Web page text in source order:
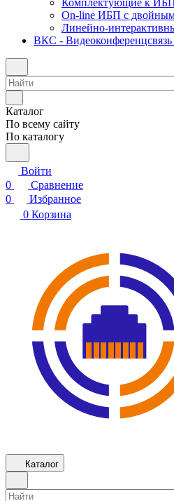
Комплектующие к ИБП
On-line ИБП с двойным
Линейно-
ВКС - Видеоконференцсвязь
Каталог
По всему сайту
По каталогу
Войти
0
Сравнение
0
Избранное
0 Корзина
Каталог